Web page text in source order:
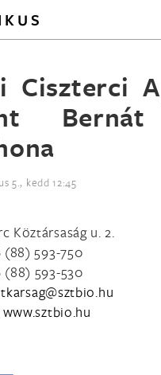
Ciszterci
5., kedd 12:45
Köztársaság u. 2.
(88) 593-750
(88) 593-530
www.sztbio.hu